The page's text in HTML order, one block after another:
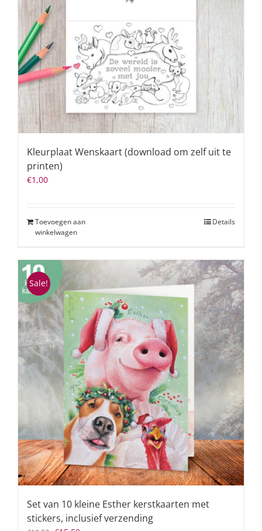
Kleurplaat Wenskaart (download om zelf uit te
printen)
€1,00
Toevoegen aan
winkelwagen
Details
Sale!
Set van 10 kleine Esther kerstkaarten met
stickers, inclusief verzending